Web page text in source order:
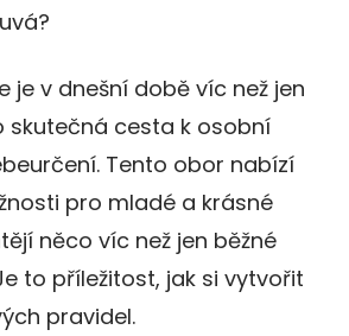
je v dnešní době víc než jen
skutečná cesta k osobní
Tento obor nabízí
pro mladé a krásné
něco víc než jen běžné
to příležitost, jak si vytvořit
pravidel.